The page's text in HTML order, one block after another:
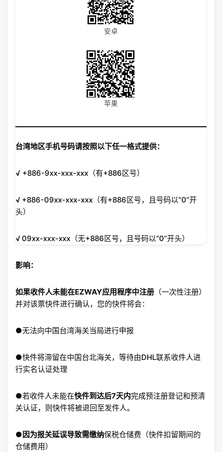
安卓
苹果
台湾地区手机号码请按照以下任一格式提供：
√ +886-9xx-xxx-xxx（有+886区号）
√ +886-09xx-xxx-xxx（有+886区号，且号码以“0”开
头）
√ 09xx-xxx-xxx（无+886区号，且号码以“0”开头）
影响：
如果收件人未能在EZWAY应用程序中注册 （一次性注册）
并对该票快件进行确认，您的快件将会：
●无法向中国台湾海关当局进行申报
●快件将滞留在中国台北海关，等待由DHL联系收件人进
行实名认证处理
●若收件人未能在快件到达后7天内完成预注册登记和预清
关认证，则快件将被退回至发件人。
●因为报关延误导致需缴纳保税仓储费（快件扣留期间的
仓储费用）